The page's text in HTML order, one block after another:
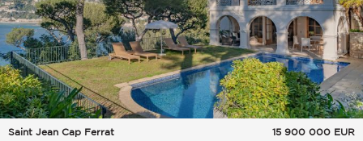
Saint Jean Cap Ferrat
15 900 000 EUR